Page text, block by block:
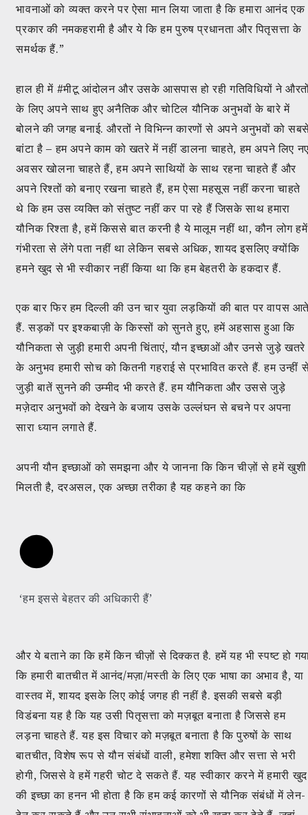
भावनाओं को व्यक्त करने पर ऐसा मान लिया जाता है कि हमारा आनंद एक
प्रकार की नमकहरामी है और ये कि हम पुरुष प्रधानता और पितृसत्ता के
समर्थक हैं.”
हाल ही में #मीटू आंदोलन और उसके आसपास हो रही गतिविधियों ने
के लिए अपने साथ हुए अनैतिक और चोटिल यौनिक अनुभवों के बारे में
बोलने की जगह बनाई. औरतों ने विभिन्न कारणों से अपने अनुभवों को
बांटा है – हम अपने काम को खतरे में नहीं डालना चाहते, हम अपने लिए
अवसर खोलना चाहते हैं, हम अपने साथियों के साथ रहना चाहते हैं और
अपने रिश्तों को बनाए रखना चाहते हैं, हम ऐसा महसूस नहीं करना चाहते
थे कि हम उस व्यक्ति को संतुष्ट नहीं कर पा रहे हैं जिसके साथ हमारा
यौनिक रिश्ता है, हमें किससे बात करनी है ये मालूम नहीं था, कौन लोग हमें
गंभीरता से लेंगे पता नहीं था लेकिन सबसे अधिक, शायद इसलिए क्योंकि
हमने खुद से भी स्वीकार नहीं किया था कि हम बेहतरी के हकदार हैं.
एक बार फिर हम दिल्ली की उन चार युवा लड़कियों की बात पर वापस
हैं. सड़कों पर इश्कबाज़ी के किस्सों को सुनते हुए, हमें अहसास हुआ कि
यौनिकता से जुड़ी हमारी अपनी चिंताएं, यौन इच्छाओं और उनसे जुड़े खतरे
के अनुभव हमारी सोच को कितनी गहराई से प्रभावित करते हैं. हम उन्हीं
जुड़ी बातें सुनने की उम्मीद भी करते हैं. हम यौनिकता और उससे जुड़े
मज़ेदार अनुभवों को देखने के बजाय उसके उल्लंघन से बचने पर अपना
सारा ध्यान लगाते हैं.
अपनी यौन इच्छाओं को समझना और ये जानना कि किन चीज़ों से हमें खुशी
मिलती है, दरअसल, एक अच्छा तरीका है यह कहने का कि
‘हम इससे बेहतर की अधिकारी हैं’
और ये बताने का कि हमें किन चीज़ों से दिक्कत है. हमें यह भी स्पष्ट हो
कि हमारी बातचीत में आनंद/मज़ा/मस्ती के लिए एक भाषा का अभाव है, या
वास्तव में, शायद इसके लिए कोई जगह ही नहीं है. इसकी सबसे बड़ी
विडंबना यह है कि यह उसी पितृसत्ता को मज़बूत बनाता है जिससे हम
लड़ना चाहते हैं. यह इस विचार को मज़बूत बनाता है कि पुरुषों के साथ
बातचीत, विशेष रूप से यौन संबंधों वाली, हमेशा शक्ति और सत्ता से भरी
होगी, जिससे वे हमें गहरी चोट दे सकते हैं. यह स्वीकार करने में हमारी खुद
की इच्छा का हनन भी होता है कि हम कई कारणों से यौनिक संबंधों में लेन-